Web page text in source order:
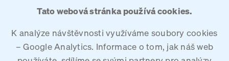
Tato webová stránka používá cookies.
K analýze návštěvnosti využíváme soubory cookies
– Google Analytics. Informace o tom, jak náš web